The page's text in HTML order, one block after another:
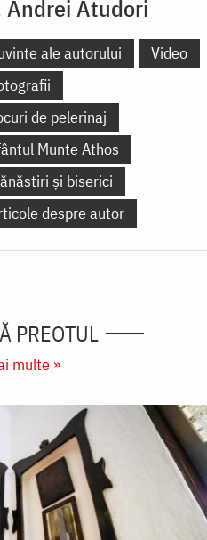
Andrei Atudori
ale autorului
Video
de pelerinaj
Munte Athos
și biserici
despre autor
PREOTUL
multe »